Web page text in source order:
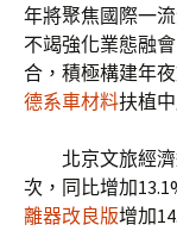
年將聚焦國際一
不竭強化業態融
合，積極構建年
德系車材料扶植
北京文旅經
次，同比增加
離器改良版增加